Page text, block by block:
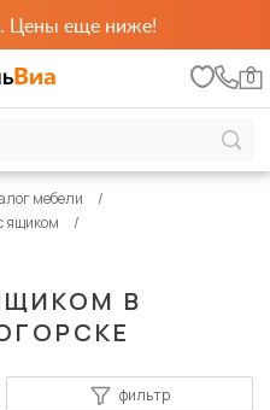
Цены еще ниже!
0
В
мебели
ящиком
фильтр